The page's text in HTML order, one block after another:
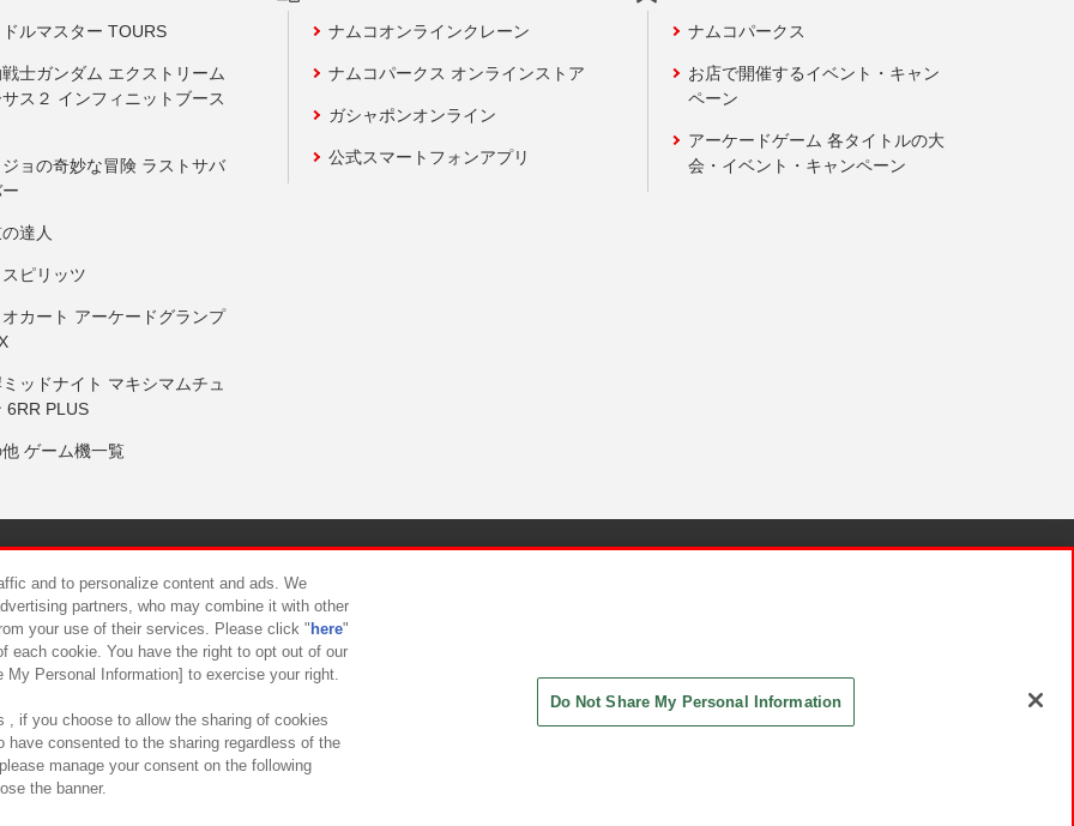
ルマスター TOURS
士ガンダム エクストリーム
ス２ インフィニットブース
ョの奇妙な冒険 ラストサバ
達人
ピリッツ
カート アーケードグランプ
ッドナイト マキシマムチュ
6RR PLUS
ゲーム機一覧
ナムコオンラインクレーン
ナムコパークス オンラインストア
ガシャポンオンライン
公式スマートフォンアプリ
ナムコパークス
お店で開催するイベント・キャン
ペーン
アーケードゲーム 各タイトルの大
会・イベント・キャンペーン
について カスタマーハラスメント対応方針
and to personalize content and ads. We
partners, who may combine it with other
your use of their services. Please click " here"
each cookie. You have the right to opt out of our
Personal Information] to exercise your right.
, if you choose to allow the sharing of cookies
have consented to the sharing regardless of the
manage your consent on the following
the banner.
Do Not Share My Personal Information